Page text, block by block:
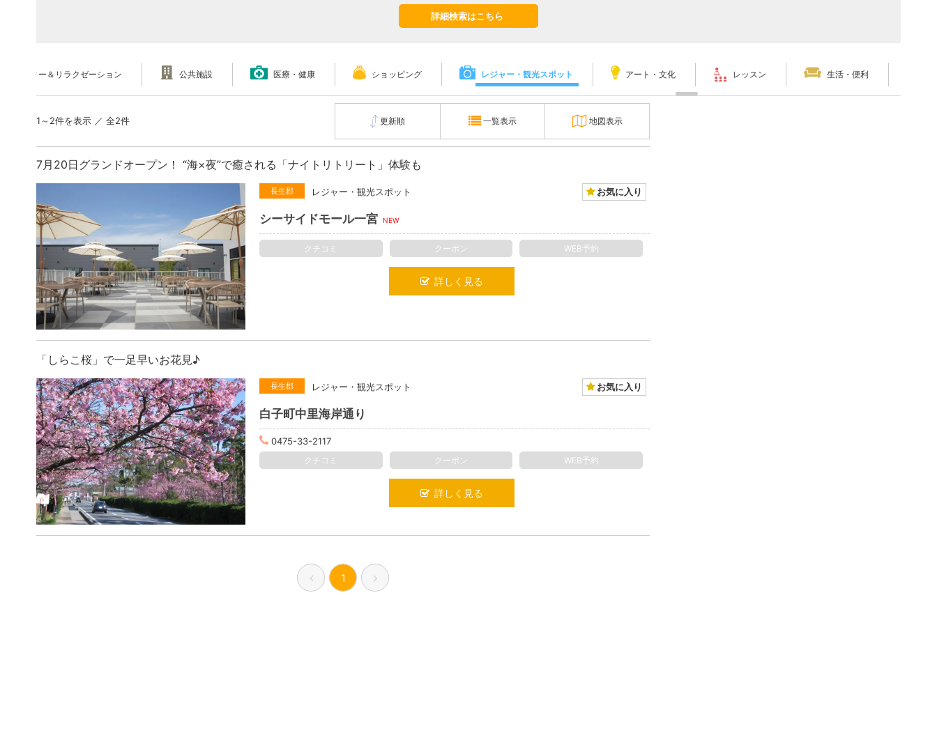
詳細検索はこちら
ューティー＆リラクゼーション 公共施設 医療・健康 ショッピング レジャー・観光スポット アート・文化 レッスン 生活・便利
1～2件を表示 ／ 全2件 更新順 一覧表示 地図表示
7月20日グランドオープン！ “海×夜”で癒される「ナイトリトリート」体験も
長生郡 レジャー・観光スポット お気に入り
シーサイドモール一宮 NEW
クチコミ クーポン WEB予約
詳しく見る
「しらこ桜」で一足早いお花見♪
長生郡 レジャー・観光スポット お気に入り
白子町中里海岸通り
0475-33-2117
クチコミ クーポン WEB予約
詳しく見る
1